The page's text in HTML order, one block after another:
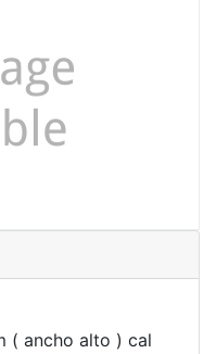
( ancho alto ) cal